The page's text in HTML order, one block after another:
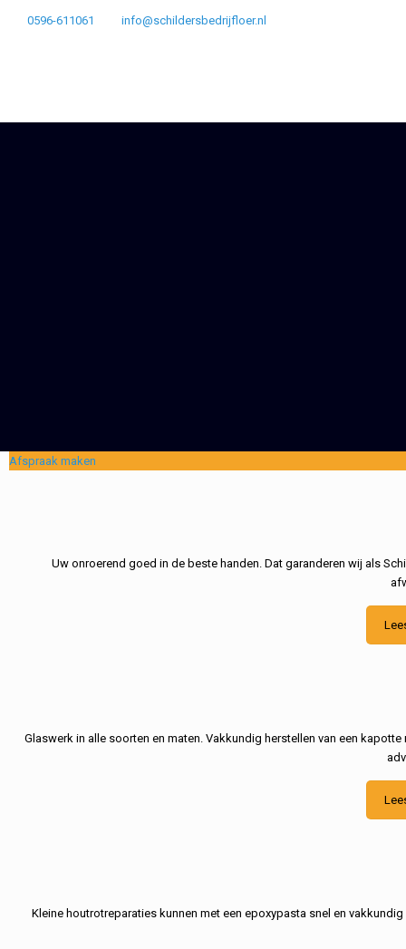
0596-611061 info@schildersbedrijfloer.nl
Afspraak maken
Uw onroerend goed in de beste handen. Dat garanderen wij als
Glaswerk in alle soorten en maten. Vakkundig herstellen van een
Kleine houtrotreparaties kunnen met een epoxypasta snel en